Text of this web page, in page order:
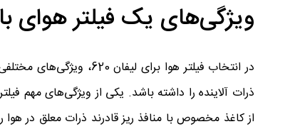
ویژگی‌های یک فیلتر هوای با
در انتخاب فیلتر هوا
ذرات آلاینده را داشته باشد. یکی از ویژگی‌های مهم
از کاغذ مخصوص با منافذ ریز قادرند ذرات معلق در هوا